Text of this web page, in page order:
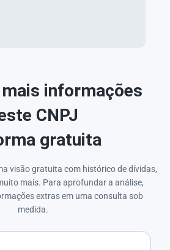
mais informações
CNPJ
gratuita
visão gratuita com histórico de dívidas,
mais. Para aprofundar a análise,
extras em uma consulta sob
medida.